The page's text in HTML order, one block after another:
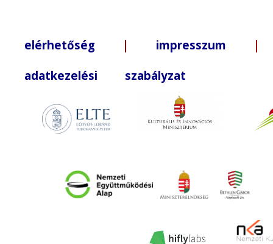
elérhetőség | impresszum |
adatkezelési szabályzat